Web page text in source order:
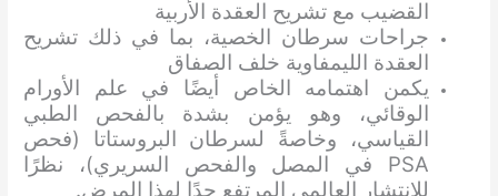
القضيب مع تشريح العقدة الأربية
جراحات سرطان الخصية، بما في ذلك تشريح
العقدة الليمفاوية خلف الصفاق
يكمن اهتمامه الخاص أيضًا في علم الأورام
الوقائي، وهو يؤمن بشدة بالفحص الطبي
القياسي، وخاصةً لسرطان البروستاتا (فحص
PSA في المصل والفحص السريري)، نظرًا
للانتشار العالمي المرتفع جدًا لهذا المرض.